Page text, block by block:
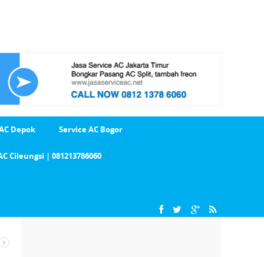
Depok Service AC Bogor
Cileungsi | 081213786060